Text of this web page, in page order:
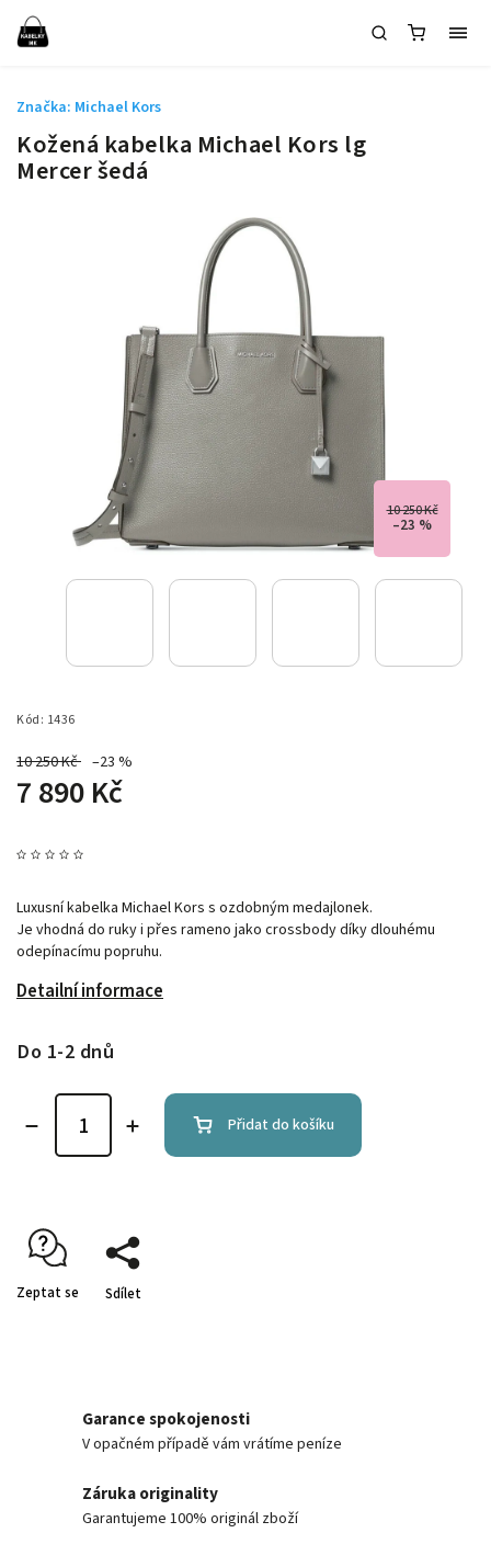
Kožená kabelka Michael Kors lg
Mercer šedá
10 250 Kč
–23 %
Kód: 1436
10 250 Kč –23 %
7 890 Kč
Luxusní kabelka Michael Kors s ozdobným medajlonek.
Je vhodná do ruky i přes rameno jako crossbody díky dlouhému
odepínacímu popruhu.
Detailní informace
Značka: Michael Kors
Do 1-2 dnů
Přidat do košíku
Zeptat se Sdílet
Garance spokojenosti
V opačném případě vám vrátíme peníze
Záruka originality
Garantujeme 100% originál zboží